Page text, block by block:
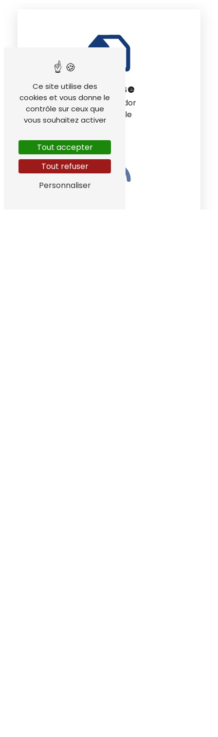
Adresse
ZA le Messidor
38220 Vizille
Ce site utilise des
cookies et vous donne le
contrôle sur ceux que
vous souhaitez activer
Tout accepter
Tout refuser
Personnaliser